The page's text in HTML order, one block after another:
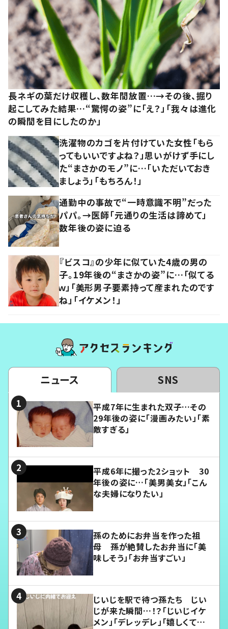
長ネギの葉だけ収穫し、数年間放置…→その後、掘り
起こしてみた結果…“驚愕の姿”に「え？」「我々は進化
の瞬間を目にしたのか」
洗濯物のカゴを片付けていた女性「もら
ってもいいですよね？」思いがけず手にし
た“まさかのモノ”に…「いただいておき
ましょう」「もちろん！」
通勤中の事故で“一時意識不明”だった
パパ。→医師「元通りの生活は諦めて」
数年後の姿に迫る
『ビスコ』の少年に似ていた4歳の男の
子。19年後の“まさかの姿”に…「似てる
ｗ」「美形男子要素持って産まれたのです
ね」「イケメン！」
ニュース SNS
平成7年に生まれた双子…その
29年後の姿に「漫画みたい」「素
敵すぎる」
平成6年に撮った2ショット 30
年後の姿に…「美男美女」「こん
な夫婦になりたい」
孫のためにお弁当を作った祖
母 孫が絶賛したお弁当に「美
味しそう」「お弁当すごい」
じいじを駅で待つ孫たち じい
じが来た瞬間…！？「じいじイケ
メン」「デレッデレ」「嬉しくて可